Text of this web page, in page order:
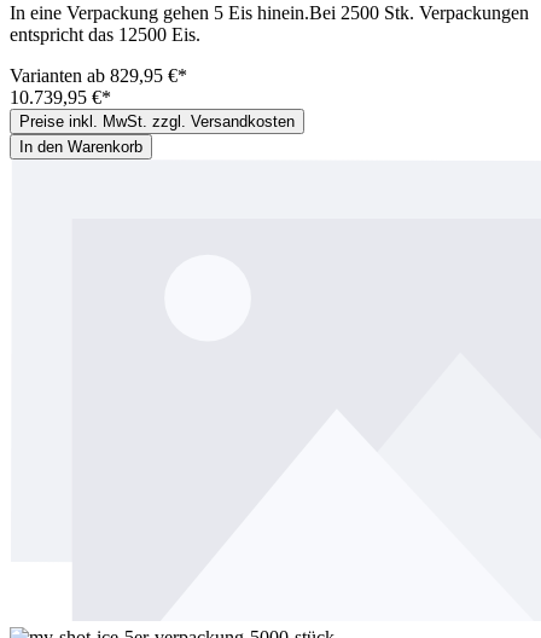
In eine Verpackung gehen 5 Eis hinein.Bei 2500 Stk. Verpackungen
entspricht das 12500 Eis.
Varianten ab 829,95 €*
10.739,95 €*
Preise inkl. MwSt. zzgl. Versandkosten
In den Warenkorb